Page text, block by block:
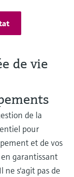
de vie
de la
pour
et de vos
garantissant
ne s'agit pas de